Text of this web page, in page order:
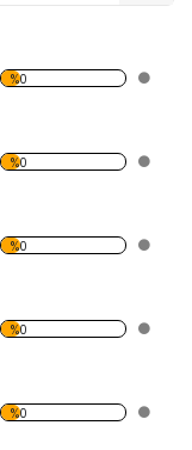
%0
%0
%0
%0
%0